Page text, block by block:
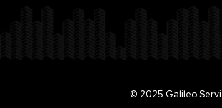
© 2025 Galileo